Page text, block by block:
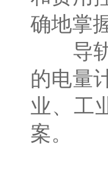
确地掌
导轨
的电量
业、工
案。